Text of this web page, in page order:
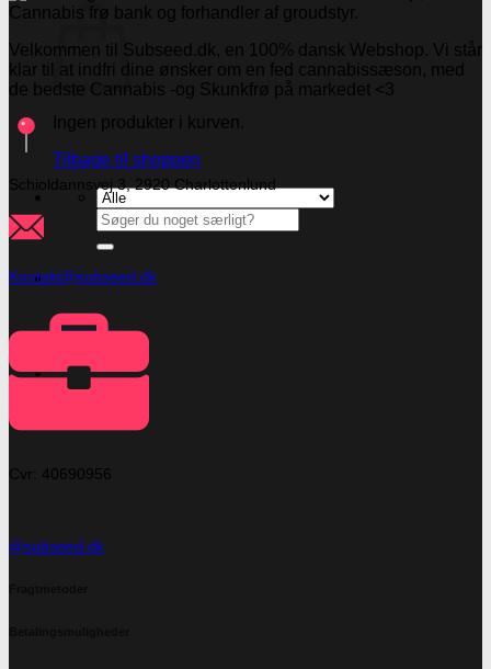
Ingen produkter i kurven.
Tilbage til shoppen
Søg
efter:
Kasse +
Velkommen til Subseed.dk, en 100% dansk Webshop. Vi står
klar til at indfri dine ønsker om en fed cannabissæson, med
de bedste Cannabis -og Skunkfrø på markedet <3
Schioldannsvej 3, 2920 Charlottenlund
Kontakt@subseed.dk
Cvr: 40690956
@subseed.dk